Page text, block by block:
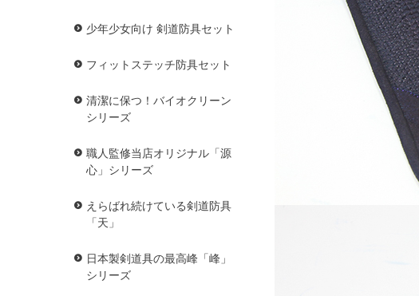
少年少女向け 剣道防具セット
フィットステッチ防具セット
清潔に保つ！バイオクリーン
シリーズ
職人監修当店オリジナル「源
心」シリーズ
えらばれ続けている剣道防具
「天」
日本製剣道具の最高峰「峰」
シリーズ